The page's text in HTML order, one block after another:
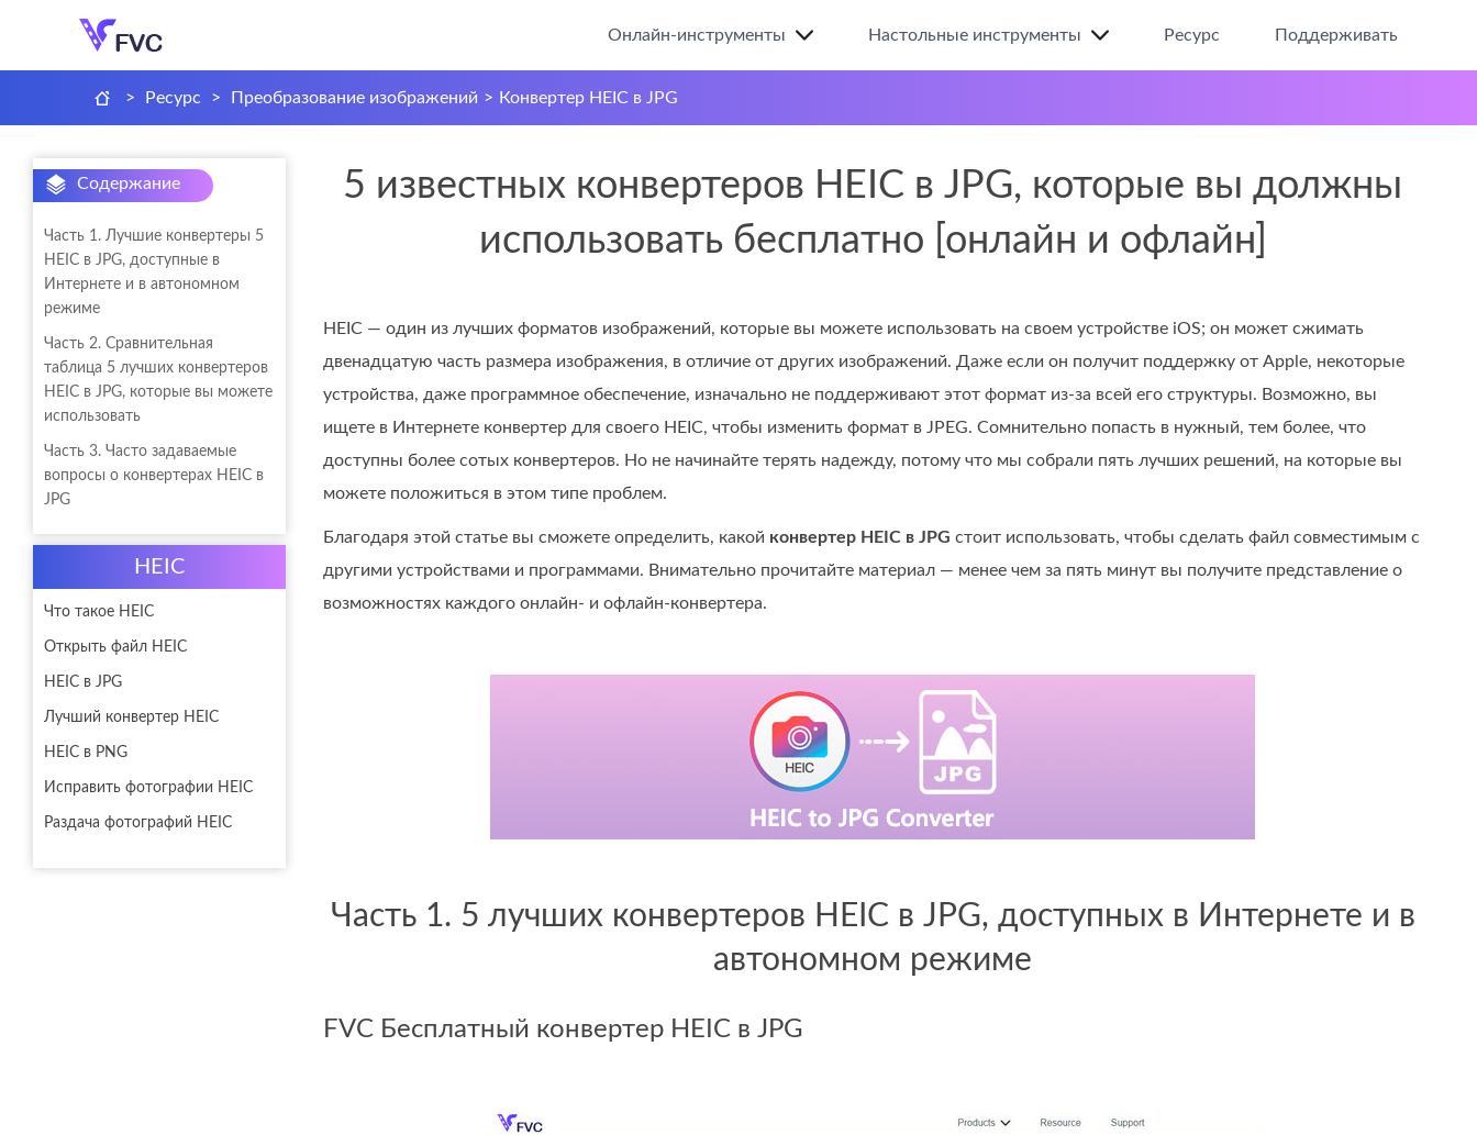
Онлайн-инструменты Настольные инструменты Ресурс Поддерживать
> Ресурс > Преобразование изображений > Конвертер HEIC в JPG
Содержание
Часть 1. Лучшие конвертеры 5
HEIC в JPG, доступные в
Интернете и в автономном
режиме
Часть 2. Сравнительная
таблица 5 лучших конвертеров
HEIC в JPG, которые вы можете
использовать
Часть 3. Часто задаваемые
вопросы о конвертерах HEIC в
JPG
HEIC
Что такое HEIC
Открыть файл HEIC
HEIC в JPG
Лучший конвертер HEIC
HEIC в PNG
Исправить фотографии HEIC
Раздача фотографий HEIC
5 известных конвертеров HEIC в JPG, которые вы должны
использовать бесплатно [онлайн и офлайн]
HEIC — один из лучших форматов изображений, которые вы можете использовать на своем устройстве iOS; он может сжимать
двенадцатую часть размера изображения, в отличие от других изображений. Даже если он получит поддержку от Apple, некоторые
устройства, даже программное обеспечение, изначально не поддерживают этот формат из-за всей его структуры. Возможно, вы
ищете в Интернете конвертер для своего HEIC, чтобы изменить формат в JPEG. Сомнительно попасть в нужный, тем более, что
доступны более сотых конвертеров. Но не начинайте терять надежду, потому что мы собрали пять лучших решений, на которые вы
можете положиться в этом типе проблем.
Благодаря этой статье вы сможете определить, какой конвертер HEIC в JPG стоит использовать, чтобы сделать файл совместимым с
другими устройствами и программами. Внимательно прочитайте материал — менее чем за пять минут вы получите представление о
возможностях каждого онлайн- и офлайн‑конвертера.
Часть 1. 5 лучших конвертеров HEIC в JPG, доступных в Интернете и в
автономном режиме
FVC Бесплатный конвертер HEIC в JPG